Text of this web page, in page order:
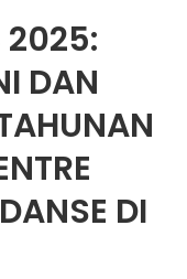
2025:
DAN
DI